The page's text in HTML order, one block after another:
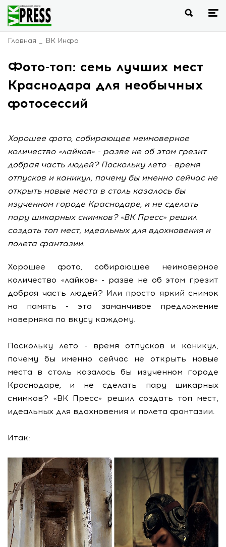
Главная ВК Инфо
Фото-топ: семь лучших мест
Краснодара для необычных
фотосессий
Хорошее фото, собирающее неимоверное
количество «лайков» - разве не об этом грезит
добрая часть людей? Поскольку лето - время
отпусков и каникул, почему бы именно сейчас не
открыть новые места в столь казалось бы
изученном городе Краснодаре, и не сделать
пару шикарных снимков? «ВК Пресс» решил
создать топ мест, идеальных для вдохновения и
полета фантазии.
Хорошее фото, собирающее неимоверное
количество «лайков» - разве не об этом грезит
добрая часть людей? Или просто яркий снимок
на память - это заманчивое предложение
наверняка по вкусу каждому.
Поскольку лето - время отпусков и каникул,
почему бы именно сейчас не открыть новые
места в столь казалось бы изученном городе
Краснодаре, и не сделать пару шикарных
снимков? «ВК Пресс» решил создать топ мест,
идеальных для вдохновения и полета фантазии.
Итак: